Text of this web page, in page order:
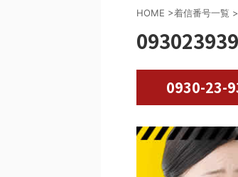
HOME >着信番号一覧 >
0930-23-